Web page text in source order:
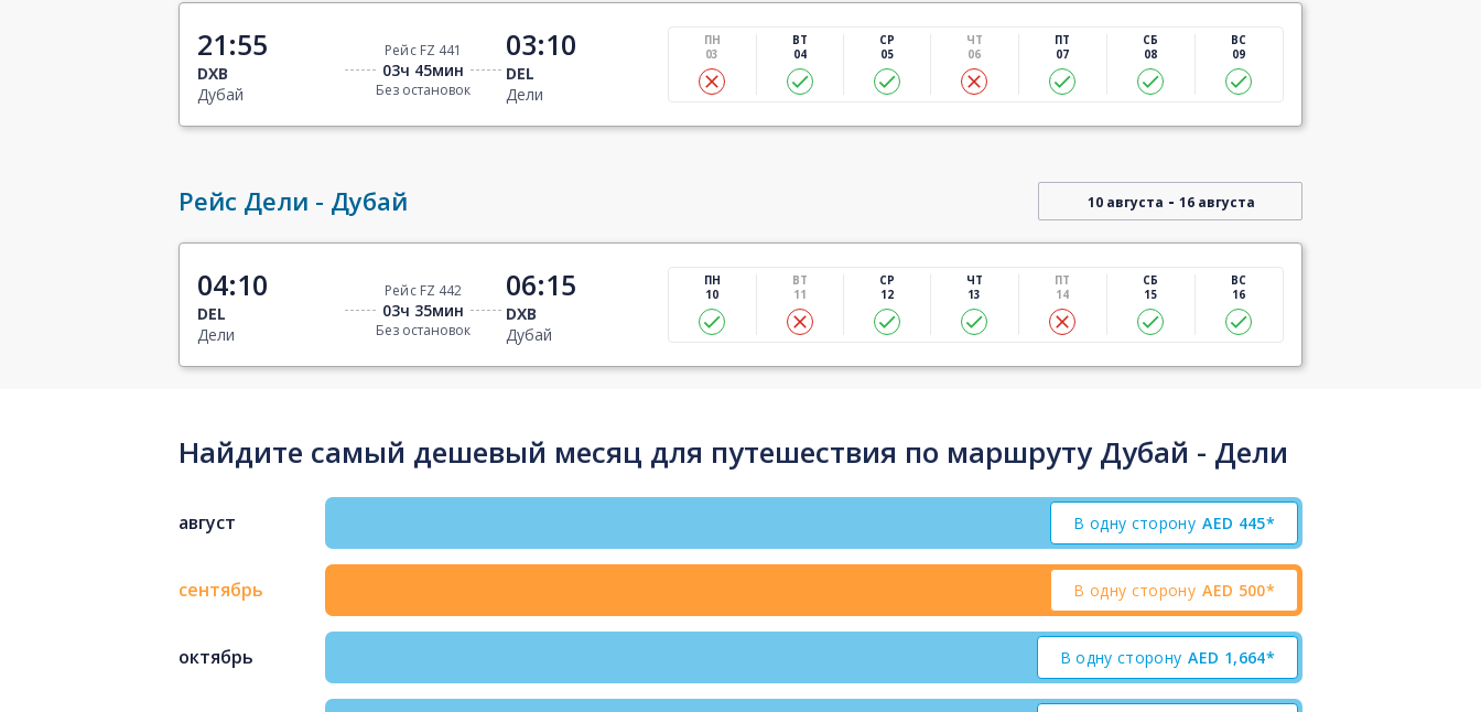
21:55
DXB
Дубай
Рейс FZ 441
03ч 45мин
Без остановок
03:10
DEL
Дели
ПН
03
ВТ
04
СР
05
ЧТ
06
ПТ
07
СБ
08
ВС
09
Рейс Дели - Дубай 10 августа - 16 августа
04:10
DEL
Дели
Рейс FZ 442
03ч 35мин
Без остановок
06:15
DXB
Дубай
ПН
10
ВТ
11
СР
12
ЧТ
13
ПТ
14
СБ
15
ВС
16
Найдите самый дешевый месяц для путешествия по маршруту Дубай - Дели
август В одну сторону AED 445*
сентябрь В одну сторону AED 500*
октябрь В одну сторону AED 1,664*